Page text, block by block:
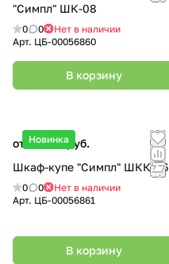
"Симпл" ШК-08
0 0
Нет в наличии
Арт. ЦБ-00056860
В корзину
Новинка
от 21 500 руб.
Шкаф-купе "Симпл" ШКК-06
0 0
Нет в наличии
Арт. ЦБ-00056861
В корзину